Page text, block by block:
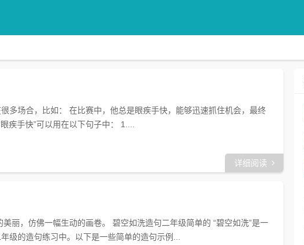
多场合，比如： 在比赛中，他总是眼疾手快，能够迅速抓住机会，最终
疾手快”可以用在以下句子中： 1....
详细阅读
丽，仿佛一幅生动的画卷。 碧空如洗造句二年级简单的 “碧空如洗”是一
级的造句练习中。以下是一些简单的造句示例...